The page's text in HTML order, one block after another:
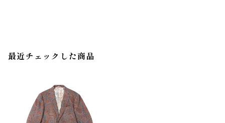
最近チェックした商品